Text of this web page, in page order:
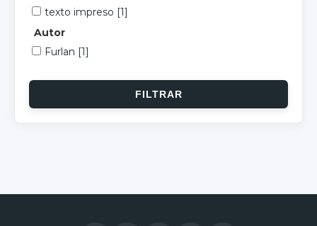
texto impreso [1]
Autor
Furlan [1]